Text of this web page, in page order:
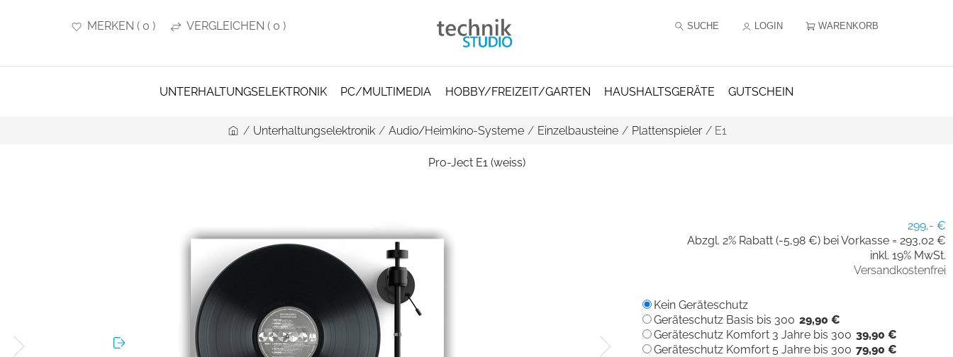
MERKEN ( 0 ) VERGLEICHEN ( 0 ) SUCHE LOGIN WARENKORB
UNTERHALTUNGSELEKTRONIK PC/MULTIMEDIA HOBBY/FREIZEIT/GARTEN HAUSHALTSGERÄTE GUTSCHEIN
/ Unterhaltungselektronik / Audio/Heimkino-Systeme / Einzelbausteine / Plattenspieler / E1
Pro-Ject E1 (weiss)
299,- €
Abzgl. 2% Rabatt (-5,98 €) bei Vorkasse = 293,02 €
inkl. 19% MwSt.
Versandkostenfrei
Kein Geräteschutz
Geräteschutz Basis bis 300 29,90 €
Geräteschutz Komfort 3 Jahre bis 300 39,90 €
Geräteschutz Komfort 5 Jahre bis 300 79,90 €